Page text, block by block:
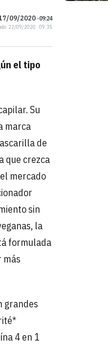
09/2020 ·09:24
22/09/2020 · 09:35
el tipo
Su
marca
de
que crezca
mercado
sin
la
formulada
grandes
*
4 en 1